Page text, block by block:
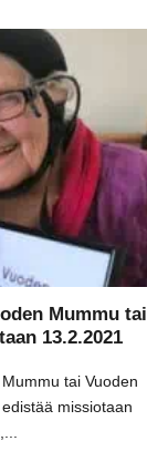
Mummu tai
13.2.2021
tai Vuoden
missiotaan